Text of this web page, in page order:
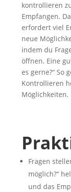
kontrollieren
Empfangen.
erfordert viel
neue
indem du
öffnen. Eine
es gerne?“ So
Kontrollieren
Möglichkeiten.
Fragen
möglich?“
und das